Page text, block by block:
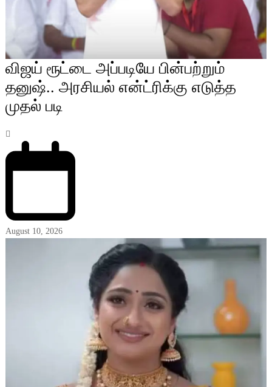
விஜய் ரூட்டை அப்படியே பின்பற்றும்
தனுஷ்.. அரசியல் என்ட்ரிக்கு எடுத்த
முதல் படி
August 10, 2026